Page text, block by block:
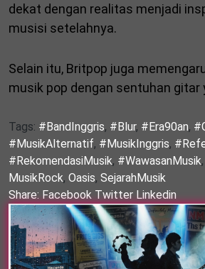
dekat dengan realitas menjadi
musisi setelahnya.
Selain itu, Britpop juga
musik pop dengan sentuhan gitar
Tags: #BandInggris, #Blur, #Era90an,
#MusikAlternatif, #MusikInggris,
#RekomendasiMusik, #WawasanMusik,
MusikRock, Oasis, SejarahMusik
Share: Facebook Twitter Linkedin